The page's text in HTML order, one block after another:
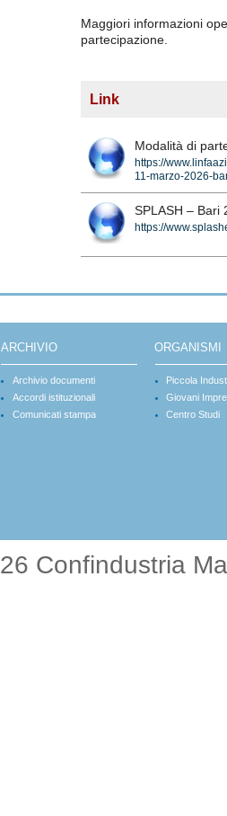
Maggiori informazioni
partecipazione.
Link
Modalità di
https://
11-marzo-2026-
SPLASH – Bari
https://
ARCHIVIO
Archivio documenti
Accordi istituzionali
Comunicati stampa
ORGANISMI
Piccola
Giovani
Centro Studi
Confindustria